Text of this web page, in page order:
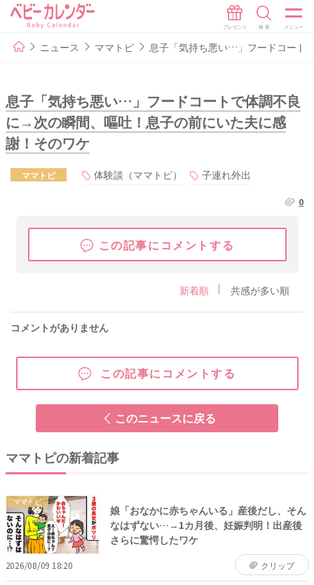
ニュース ママトピ 息子「気持ち悪い…」フードコート
息子「気持ち悪い…」フードコートで体調不良
に→次の瞬間、嘔吐！息子の前にいた夫に感
謝！そのワケ
ママトピ 体験談（ママトピ） 子連れ外出
0
この記事にコメントする
新着順 共感が多い順
コメントがありません
この記事にコメントする
このニュースに戻る
ママトピの新着記事
ママトピ
娘「おなかに赤ちゃんいる」産後だし、そん
なはずない…→1カ月後、妊娠判明！出産後
さらに驚愕したワケ
2026/08/09 18:20 クリップ